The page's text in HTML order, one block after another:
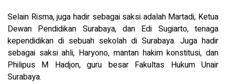
Selain Risma, juga hadir sebagai saksi adalah Martadi, Ketua
Dewan Pendidikan Surabaya, dan Edi Sugiarto, tenaga
kependidikan di sebuah sekolah di Surabaya. Juga hadir
sebagai saksi ahli, Haryono, mantan hakim konstitusi, dan
Philipus M Hadjon, guru besar Fakultas Hukum Unair
Surabaya.